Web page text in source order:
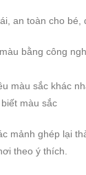
an toàn cho bé,
bằng công
màu sắc khác
màu sắc
mảnh ghép lại
theo ý thích.